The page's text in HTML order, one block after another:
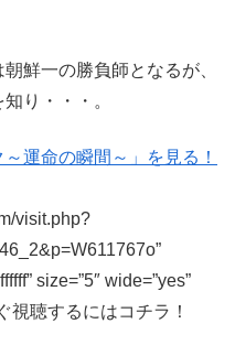
鮮一の勝負師となるが、
り・・・。
運命の瞬間～」を見る！
visit.php?
size=”5″ wide=”yes”
視聴するにはコチラ！